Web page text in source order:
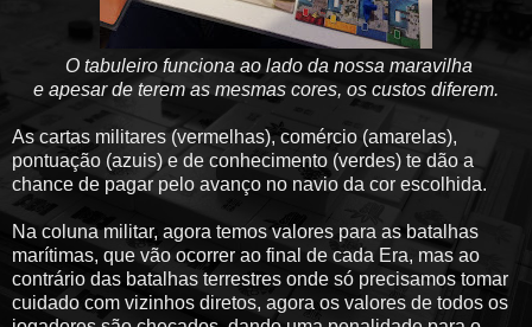
O tabuleiro funciona ao lado da nossa maravilha
e apesar de terem as mesmas cores, os custos diferem.
As cartas militares (vermelhas), comércio (amarelas),
pontuação (azuis) e de conhecimento (verdes) te dão a
chance de pagar pelo avanço no navio da cor escolhida.
Na coluna militar, agora temos valores para as batalhas
marítimas, que vão ocorrer ao final de cada Era, mas ao
contrário das batalhas terrestres onde só precisamos tomar
cuidado com vizinhos diretos, agora os valores de todos os